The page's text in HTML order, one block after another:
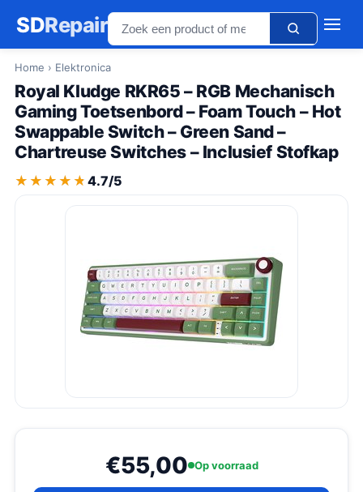
SDRepair
Home › Elektronica
Royal Kludge RKR65 – RGB Mechanisch
Gaming Toetsenbord – Foam Touch – Hot
Swappable Switch – Green Sand –
Chartreuse Switches – Inclusief Stofkap
★★★★★
★★★★★ 4.7/5
€55,00 Op voorraad